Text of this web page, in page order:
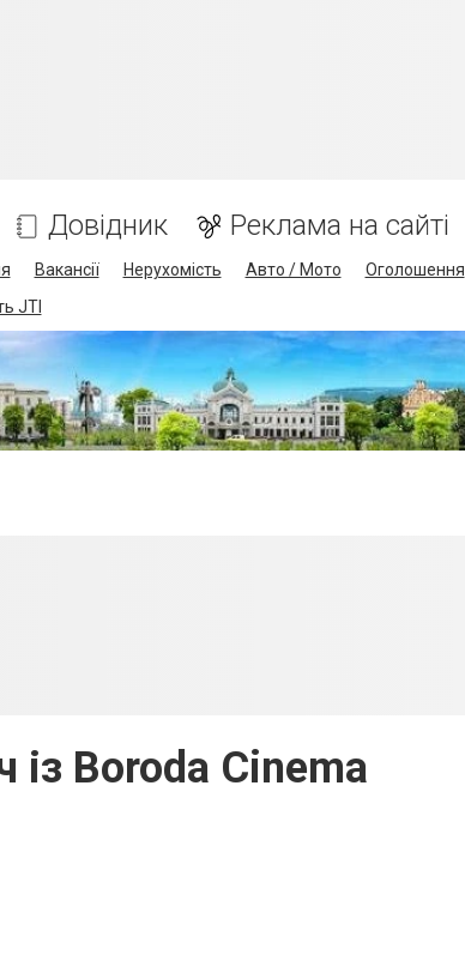
Довідник Реклама на сайті
Вакансії Нерухомість Авто / Мото Оголошення
JTI
із Boroda Cinema